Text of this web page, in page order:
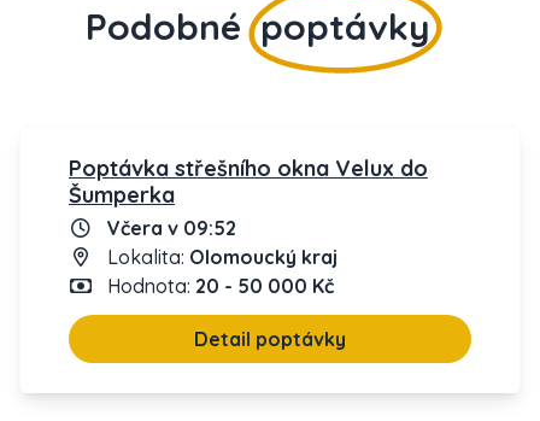
Podobné poptávky
Poptávka střešního okna Velux do
Šumperka
Včera v 09:52
Lokalita: Olomoucký kraj
Hodnota: 20 - 50 000 Kč
Detail poptávky